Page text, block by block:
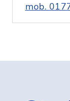
mob.